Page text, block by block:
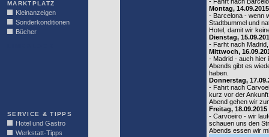
MARKTPLATZ
Kleinanzeigen
Sonderkonditionen
Bücher
SERVICE & TIPPS
Hotel und Gastro
Werkstatt-Tipps
Montag,
- Barcelona - wenn
Stadtbummel und
Hotel, damit wir
Dienstag,
- Farht nach
Mittwoch,
- Madrid - auch hier
Abends gibt es
haben.
Donnerstag,
- Fahrt nach
kurz vor der
Abend gehen wir
Freitag, 18.09.2015
- Carvoeiro - wir
schauen uns den
Abends essen wir